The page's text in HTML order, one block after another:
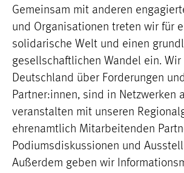
Gemeinsam mit anderen
und Organisationen treten wir für
solidarische Welt und einen
gesellschaftlichen Wandel ein.
Deutschland über Forderungen
Partner:innen, sind in Netzwerken
veranstalten mit unseren
ehrenamtlich Mitarbeitenden
Podiumsdiskussionen und
Außerdem geben wir